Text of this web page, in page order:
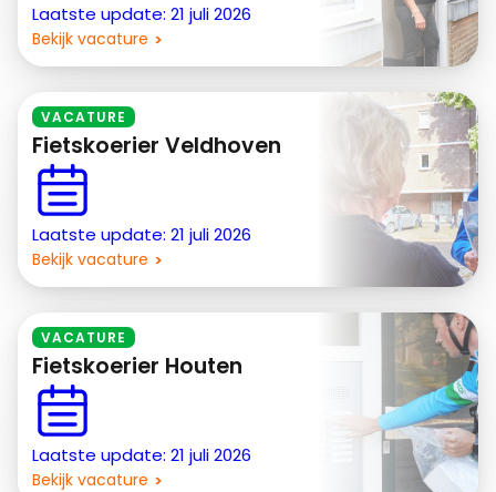
Laatste update: 21 juli 2026
Bekijk vacature
VACATURE
Fietskoerier Veldhoven
Laatste update: 21 juli 2026
Bekijk vacature
VACATURE
Fietskoerier Houten
Laatste update: 21 juli 2026
Bekijk vacature